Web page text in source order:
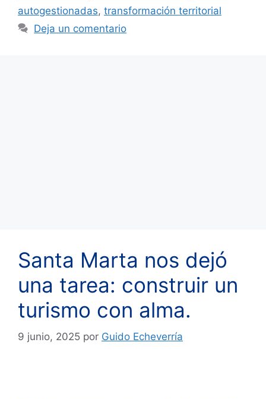
autogestionadas, transformación territorial
Deja un comentario
Santa Marta nos dejó
una tarea: construir un
turismo con alma.
9 junio, 2025 por Guido Echeverría